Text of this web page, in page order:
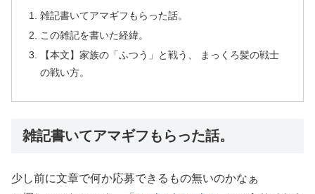
雑記書いてアマギフもらった話。
この雑記を書いた経緯。
【本文】家族の「ふつう」と戦う、 まっくろ髪の戦士
の戦い方。
雑記書いてアマギフもらった話。
少し前に文章で何か応募できるもの無いのかなぁ